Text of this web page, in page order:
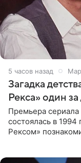
5 часов назад
Загадка
Рекса» один
Премьера
состоялась в 1994
Рексом»